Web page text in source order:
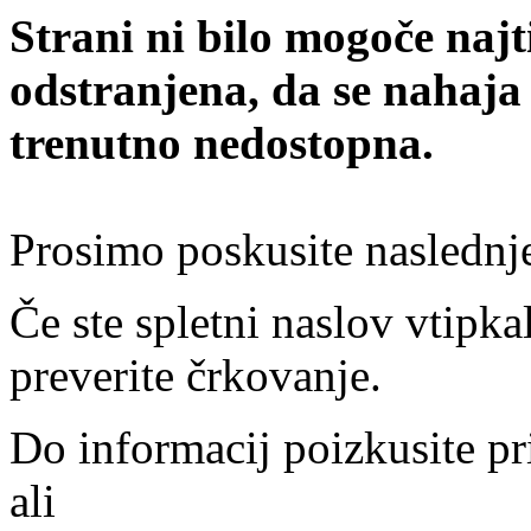
Strani ni bilo mogoče
odstranjena, da se
trenutno nedostopna.
Prosimo poskusite
Če ste spletni naslov
preverite črkovanje.
Do informacij poizkusite
ali